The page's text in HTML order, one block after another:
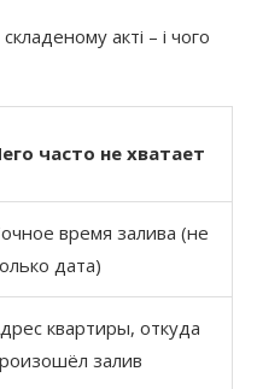
акті – і чого
часто не хватает
время залива (не
дата)
квартиры, откуда
залив